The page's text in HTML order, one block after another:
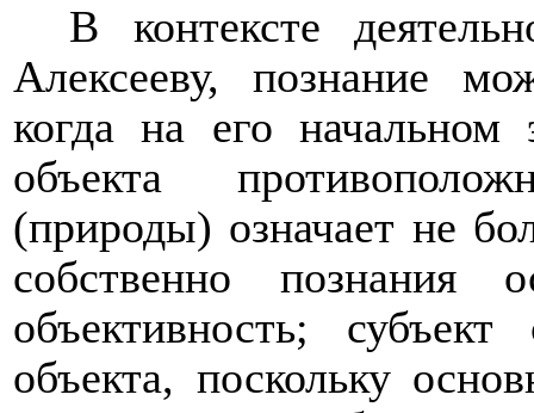
В контексте
Алексееву, познание
когда на его начальном
объекта
(природы) означает не
собственно познания
объективность;
объекта, поскольку